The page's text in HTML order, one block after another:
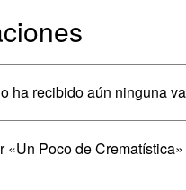
ha recibido aún ninguna
«Un Poco de